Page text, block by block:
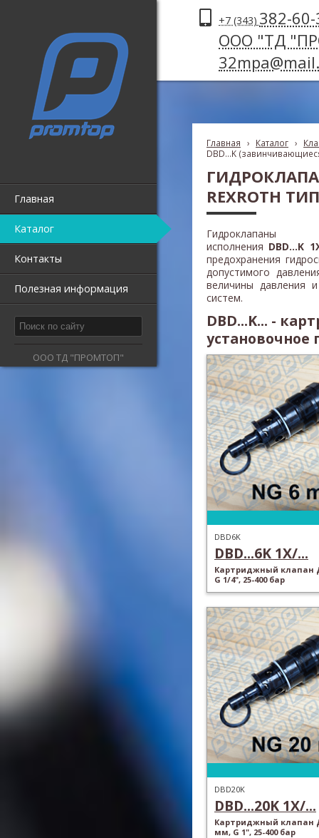
Главная
Каталог
Контакты
Полезная информация
ООО ТД "ПРОМТОП"
+7 (343) 382-
ООО "ТД
Главная › Каталог ›
DBD...K
REXROTH
Гидроклапаны
исполнения DBD...K
предохранения
допустимого
величины давления и
систем.
DBD...K... -
установочное
DBD6K
DBD...6K 1X/...
Картриджный клапан
G 1/4", 25-400 бар
DBD20K
DBD...20K 1X/...
Картриджный клапан
мм, G 1", 25-400 бар